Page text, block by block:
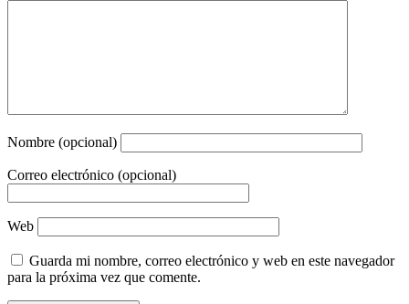
Nombre (opcional)
Correo electrónico (opcional)
Web
Guarda mi nombre, correo electrónico y web en este navegador
para la próxima vez que comente.